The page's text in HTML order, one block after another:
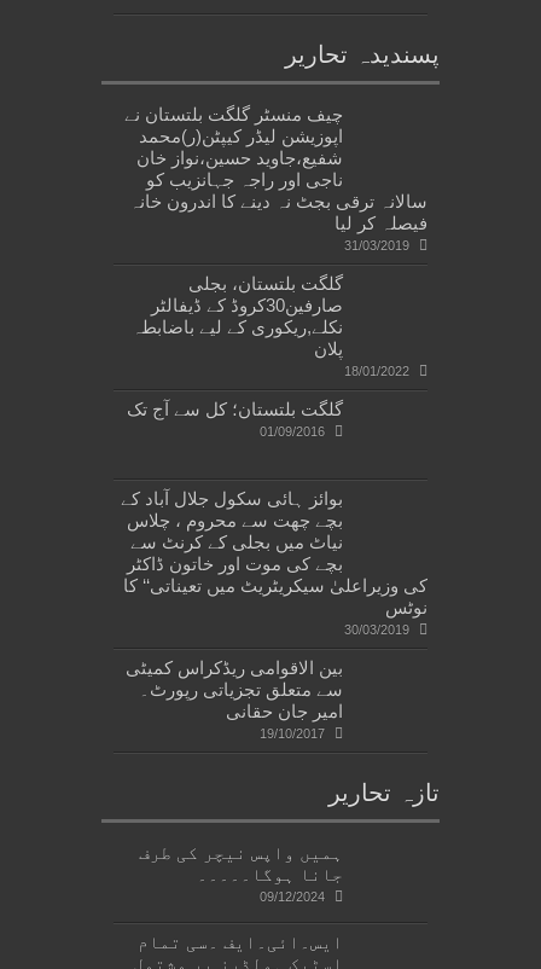
پسندیدہ تحاریر
چیف منسٹر گلگت بلتستان نے
اپوزیشن لیڈر کیپٹن(ر)محمد
شفیع،جاوید حسین،نواز خان
ناجی اور راجہ جہانزیب کو
سالانہ ترقی بجٹ نہ دینے کا اندرون خانہ
فیصلہ کر لیا
31/03/2019
گلگت بلتستان، بجلی
صارفین30کروڈ کے ڈیفالٹر
نکلے,ریکوری کے لیے باضابطہ
پلان
18/01/2022
گلگت بلتستان؛ کل سے آج تک
01/09/2016
بوائز ہائی سکول جلال آباد کے
بچے چھت سے محروم ، چلاس
نیاٹ میں بجلی کے کرنٹ سے
بچے کی موت اور خاتون ڈاکٹر
کی وزیراعلیٰ سیکریٹریٹ میں تعیناتی‘‘ کا
نوٹس
30/03/2019
بین الاقوامی ریڈکراس کمیٹی
سے متعلق تجزیاتی رپورٹ۔
امیر جان حقانی
19/10/2017
تازہ تحاریر
ہمیں واپس نیچر کی طرف
جانا ہوگا۔۔۔۔۔
09/12/2024
ایس۔ائی۔ایف ۔سی تمام
اسٹیک ہولڈرز پر مشتمل